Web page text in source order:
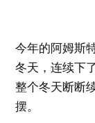
今年的阿姆斯
冬天，连续下
整个冬天断断
摆。